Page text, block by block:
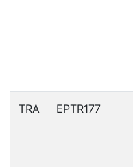
TRA EPTR177